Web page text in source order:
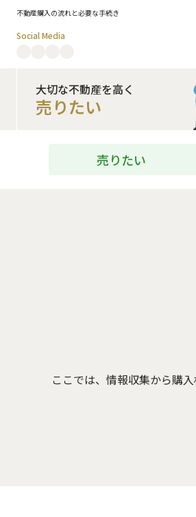
不動産購入の流れと必要な手続き
Social Media
大切な不動産を高く
売りたい
売りたい
ここでは、情報収集から購